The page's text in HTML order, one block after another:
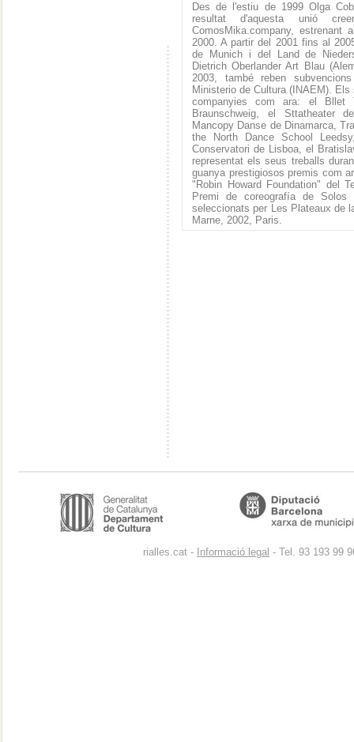
Des de l'estiu de 1999 Olga
resultat d'aquesta unió
ComosMika.company,
2000. A partir del 2001 fins al
de Munich i del Land de
Dietrich Oberlander Art Blau
2003, també reben
Ministerio de Cultura (INAEM).
companyies com ara: el Bllet
Braunschweig, el Sttatheater
Mancopy Danse de Dinamarca,
the North Dance School
Conservatori de Lisboa, el
representat els seus treballs
guanya prestigiosos premis com
"Robin Howard Foundation" del
Premi de coreografía de
seleccionats per Les Plateaux de
Marne, 2002, Paris.
rialles.cat - Informació legal - Tel. 93 193 99